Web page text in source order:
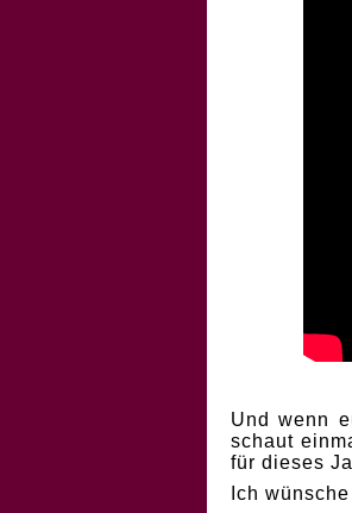
Und wenn
schaut
für dieses
Ich